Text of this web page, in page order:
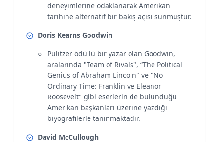
deneyimlerine odaklanarak Amerikan
tarihine alternatif bir bakış açısı sunmuştur.
Doris Kearns Goodwin
Pulitzer ödüllü bir yazar olan Goodwin,
aralarında "Team of Rivals", “The Political
Genius of Abraham Lincoln" ve "No
Ordinary Time: Franklin ve Eleanor
Roosevelt" gibi eserlerin de bulunduğu
Amerikan başkanları üzerine yazdığı
biyografilerle tanınmaktadır.
David McCullough